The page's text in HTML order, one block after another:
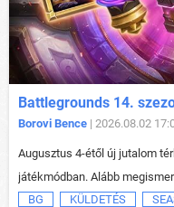
Battlegrounds 14.
Borovi Bence | 2026.08.02
Augusztus 4-étől új jutalom
játékmódban. Alább
BG
KÜLDETÉS